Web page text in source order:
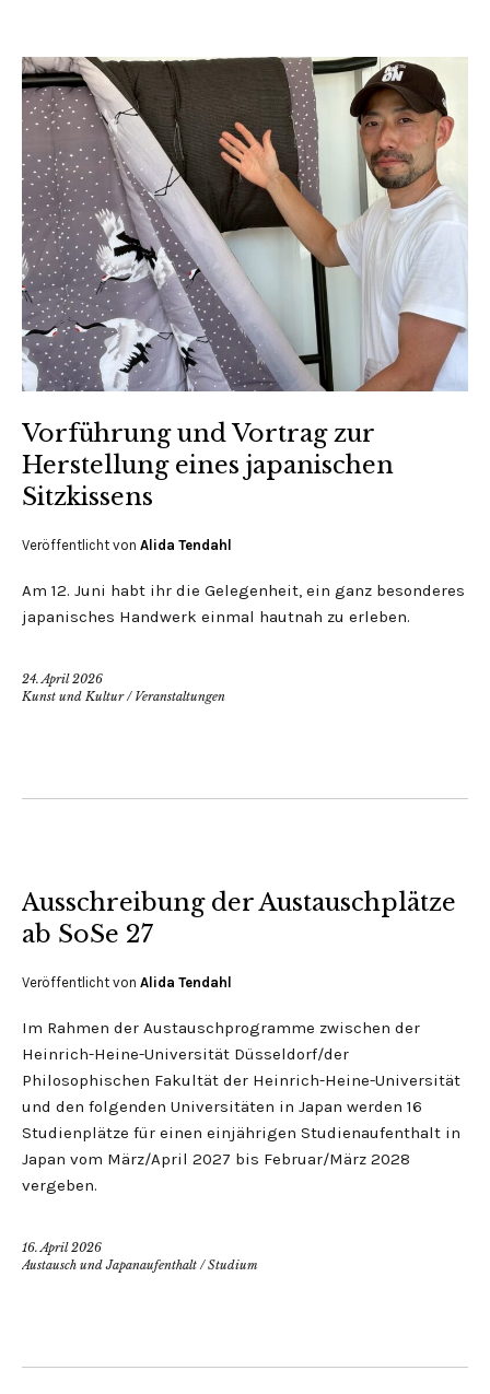
Vorführung und Vortrag zur
Herstellung eines japanischen
Sitzkissens
Veröffentlicht von Alida Tendahl
Am 12. Juni habt ihr die Gelegenheit, ein ganz besonderes
japanisches Handwerk einmal hautnah zu erleben.
24. April 2026
Kunst und Kultur/ Veranstaltungen
Ausschreibung der Austauschplätze
ab SoSe 27
Veröffentlicht von Alida Tendahl
Im Rahmen der Austauschprogramme zwischen der
Heinrich-Heine-Universität Düsseldorf/der
Philosophischen Fakultät der Heinrich-Heine-Universität
und den folgenden Universitäten in Japan werden 16
Studienplätze für einen einjährigen Studienaufenthalt in
Japan vom März/April 2027 bis Februar/März 2028
vergeben.
16. April 2026
Austausch und Japanaufenthalt /Studium